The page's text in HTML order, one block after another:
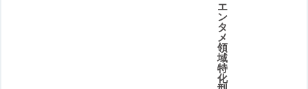
エ
ン
タ
メ
領
域
特
化